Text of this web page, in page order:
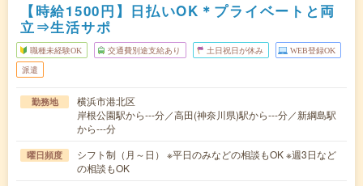
【時給1500円】日払いOK＊プライベートと両
立⇒生活サポ
職種未経験OK 交通費別途支給あり 土日祝日が休み WEB登録OK
派遣
勤務地
横浜市港北区
岸根公園駅から---分／高田(神奈川県)駅から---分／新綱島駅
から---分
曜日頻度
シフト制（月～日） ※平日のみなどの相談もOK ※週3日など
の相談もOK